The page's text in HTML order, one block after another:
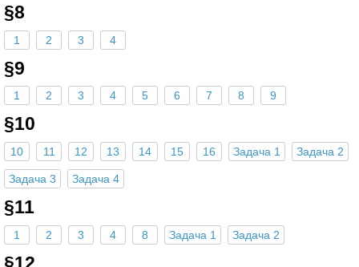
§8
1 2 3 4
§9
1 2 3 4 5 6 7 8 9
§10
10 11 12 13 14 15 16 Задача 1 Задача 2
Задача 3 Задача 4
§11
1 2 3 4 8 Задача 1 Задача 2
§12